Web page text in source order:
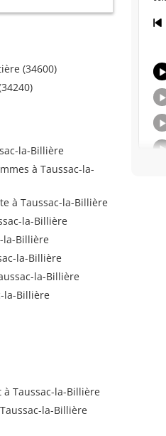
(34600)
la-Billière
à Taussac-la-
à Taussac-la-Billière
la-Billière
la-Billière
la-Billière
la-Billière
la-Billière
Taussac-la-Billière
la-Billière